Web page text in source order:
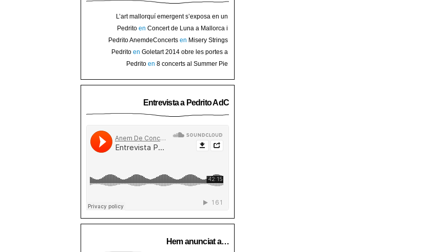
L’art mallorquí emergent s’exposa en un
carrer de Binissalem ⋆ Noticias de hoy
en
Binissalem
Pedrito en Concert de Luna a Mallorca i
sorteig d’entrades
Pedrito AnemdeConcerts en Misery Strings
presenten nou disc al Teatre Mar i Terra de
Pedrito en Goletart 2014 obre les portes a
l’art de Binissalem
Pedrito en 8 concerts al Summer Pie
Entrevista a Pedrito AdC
Hem anunciat a…